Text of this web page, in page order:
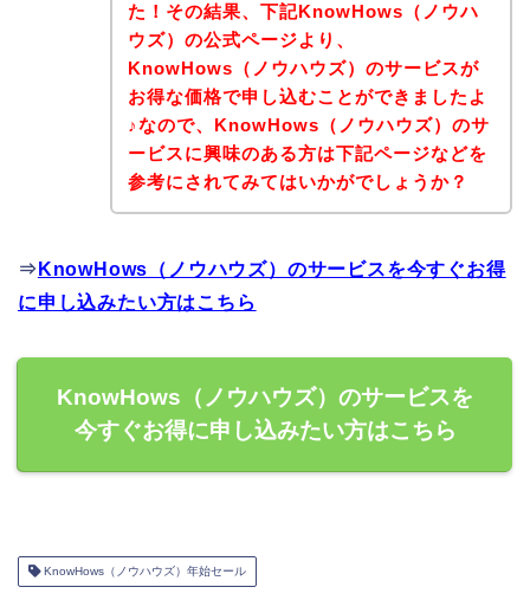
た！その結果、下記KnowHows（ノウハ
ウズ）の公式ページより、
KnowHows（ノウハウズ）のサービスが
お得な価格で申し込むことができましたよ
♪なので、KnowHows（ノウハウズ）のサ
ービスに興味のある方は下記ページなどを
参考にされてみてはいかがでしょうか？
⇒ KnowHows（ノウハウズ）のサービスを今すぐお得
に申し込みたい方はこちら
KnowHows（ノウハウズ）のサービスを
今すぐお得に申し込みたい方はこちら
KnowHows（ノウハウズ）年始セール